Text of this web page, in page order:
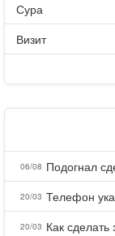
Сура
Визит
06/08
20/03 Телефон
20/03 Как сделать